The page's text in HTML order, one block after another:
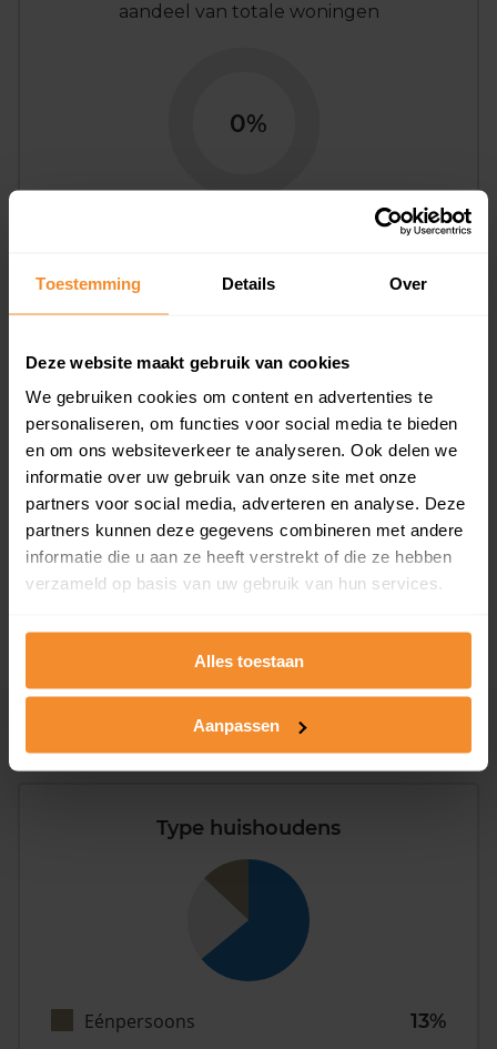
Toestemming Details Over
Deze website maakt gebruik van cookies
We gebruiken cookies om content en advertenties te
personaliseren, om functies voor social media te bieden
en om ons websiteverkeer te analyseren. Ook delen we
informatie over uw gebruik van onze site met onze
partners voor social media, adverteren en analyse. Deze
partners kunnen deze gegevens combineren met andere
informatie die u aan ze heeft verstrekt of die ze hebben
verzameld op basis van uw gebruik van hun services.
Alles toestaan
Aanpassen
aandeel van totale woningen
0%
Bouwjaar
T/m 1945
1946 - 1980
0%
1981 - 2007
0%
Type huishoudens
Eénpersoons 13%